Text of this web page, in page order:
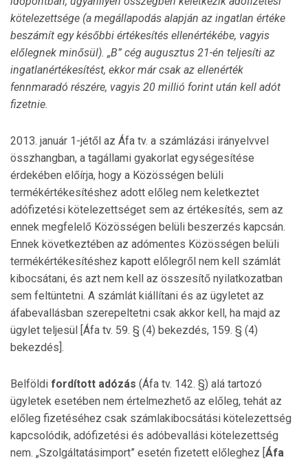
kötelezettsége (a megállapodás alapján az ingatlan értéke
beszámít egy későbbi értékesítés ellenértékébe, vagyis
előlegnek minősül). „B” cég augusztus 21-én teljesíti az
ingatlanértékesítést, ekkor már csak az ellenérték
fennmaradó részére, vagyis 20 millió forint után kell adót
fizetnie.
2013. január 1-jétől az Áfa tv. a számlázási irányelvvel
összhangban, a tagállami gyakorlat egységesítése
érdekében előírja, hogy a Közösségen belüli
termékértékesítéshez adott előleg nem keletkeztet
adófizetési kötelezettséget sem az értékesítés, sem az
ennek megfelelő Közösségen belüli beszerzés kapcsán.
Ennek következtében az adómentes Közösségen belüli
termékértékesítéshez kapott előlegről nem kell számlát
kibocsátani, és azt nem kell az összesítő nyilatkozatban
sem feltüntetni. A számlát kiállítani és az ügyletet az
áfabevallásban szerepeltetni csak akkor kell, ha majd az
ügylet teljesül [Áfa tv. 59. § (4) bekezdés, 159. § (4)
bekezdés].
Belföldi fordított adózás (Áfa tv. 142. §) alá tartozó
ügyletek esetében nem értelmezhető az előleg, tehát az
előleg fizetéséhez csak számlakibocsátási kötelezettség
kapcsolódik, adófizetési és adóbevallási kötelezettség
nem. „Szolgáltatásimport” esetén fizetett előleghez [Áfa